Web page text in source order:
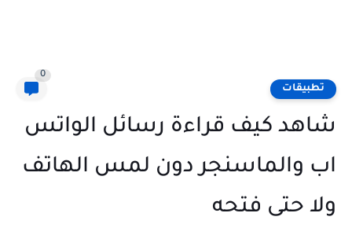
تطبيقات
0
شاهد كيف قراءة رسائل الواتس
اب والماسنجر دون لمس الهاتف
ولا حتى فتحه